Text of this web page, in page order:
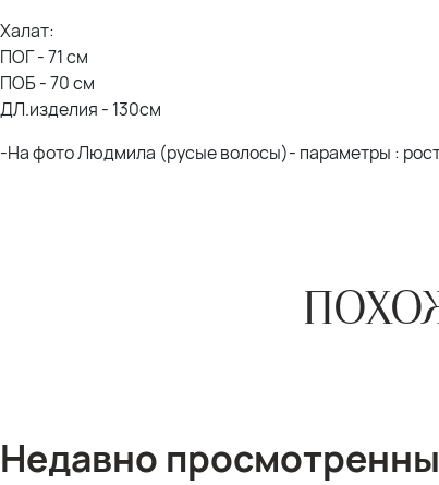
Халат:
ПОГ - 71 см
ПОБ - 70 см
ДЛ.изделия - 130см
-На фото Людмила (русые волосы)- параметры :
Недавно